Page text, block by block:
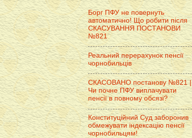
Борг ПФУ не повернуть
автоматично! Що робити після
СКАСУВАННЯ ПОСТАНОВИ
№821
Реальний перерахунок пенсії
чорнобильців
СКАСОВАНО постанову №821 |
Чи почне ПФУ виплачувати
пенсії в повному обсязі?
Конституційний Суд заборонив
обмежувати індексацію пенсії
чорнобильцям!